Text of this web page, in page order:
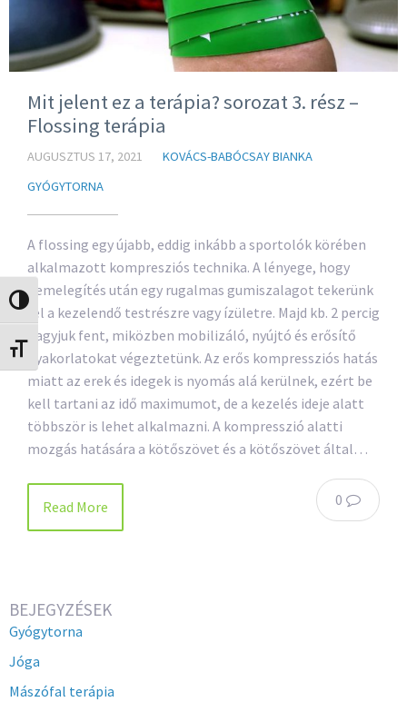
Nagy kontraszt váltása
Betűméret váltása
Mit jelent ez a terápia? sorozat 3. rész –
Flossing terápia
AUGUSZTUS 17, 2021
KOVÁCS-BABÓCSAY BIANKA
GYÓGYTORNA
A flossing egy újabb, eddig inkább a sportolók körében
alkalmazott kompresziós technika. A lényege, hogy
bemelegítés után egy rugalmas gumiszalagot tekerünk
fel a kezelendő testrészre vagy ízületre. Majd kb. 2 percig
hagyjuk fent, miközben mobilizáló, nyújtó és erősítő
gyakorlatokat végeztetünk. Az erős kompressziós hatás
miatt az erek és idegek is nyomás alá kerülnek, ezért be
kell tartani az idő maximumot, de a kezelés ideje alatt
többször is lehet alkalmazni. A kompresszió alatti
mozgás hatására a kötőszövet és a kötőszövet által…
0
Read More
BEJEGYZÉSEK
Gyógytorna
Jóga
Mászófal terápia